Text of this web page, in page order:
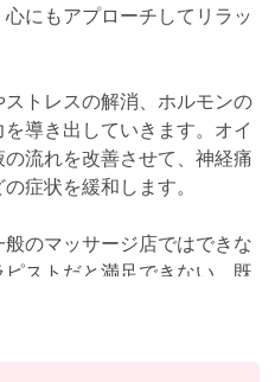
にもアプローチしてリラッ
トレスの解消、ホルモンの
導き出していきます。オイ
流れを改善させて、神経痛
症状を緩和します。
のマッサージ店ではできな
ストだと満足できない、既
ージが受けたいという人に